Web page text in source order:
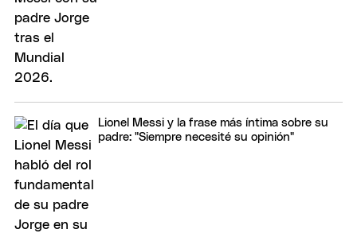
Lionel Messi y la frase más íntima sobre su
padre: "Siempre necesité su opinión"